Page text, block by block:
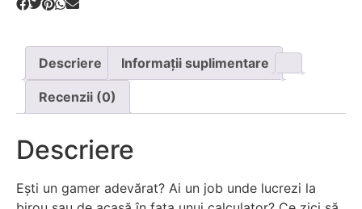
Descriere Informații suplimentare
Recenzii (0)
Descriere
Ești un gamer adevărat? Ai un job unde lucrezi la